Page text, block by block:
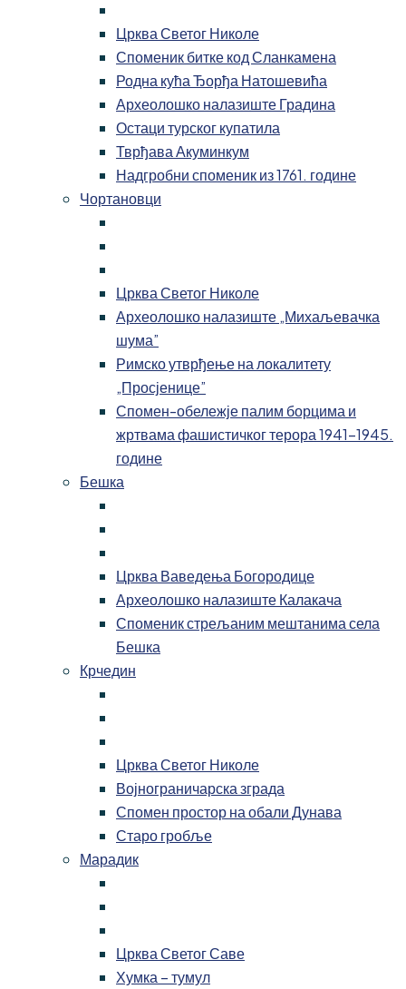
Црква Светог Николе
Споменик битке код Сланкамена
Родна кућа Ђорђа Натошевића
Археолошко налазиште Градина
Остаци турског купатила
Тврђава Акуминкум
Надгробни споменик из 1761. године
Чортановци
Црква Светог Николе
Археолошко налазиште „Михаљевачка
шума”
Римско утврђење на локалитету
„Просјенице”
Спомен-обележје палим борцима и
жртвама фашистичког терора 1941-1945.
године
Бешка
Црква Ваведења Богородице
Археолошко налазиште Калакача
Споменик стрељаним мештанима села
Бешка
Крчедин
Црква Светог Николе
Војнограничарска зграда
Спомен простор на обали Дунава
Старо гробље
Марадик
Црква Светог Саве
Хумка – тумул